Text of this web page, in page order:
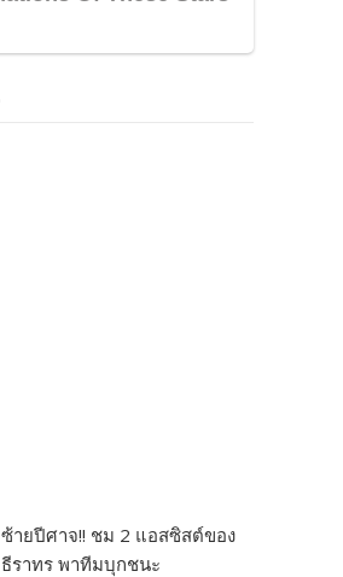
ซ้ายปีศาจ!! ชม 2 แอสซิสต์ของ
ธีราทร พาทีมบุกชนะ